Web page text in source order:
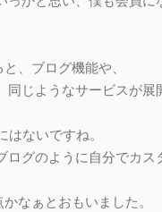
、ブログ機能や、
同じようなサービスが展
はないですね。
ログのように自分でカス
なぁとおもいました。